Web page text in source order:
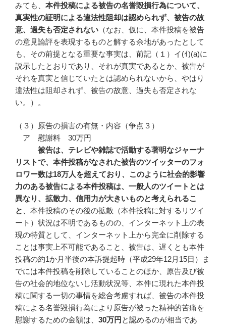
みても、 本件投稿による被告の名誉毀損行為について、
真実性の証明による違法性阻却は認められず、被告の故
意、過失も否定されない （なお、仮に、本件投稿を被告
の意見論評を表現するものと解する余地があったとして
も、その前提となる重要な事実は、前記（１）イ(ｲ)(a)に
説示したとおりであり、それが真実であるとか、被告が
それを真実と信じていたとは認められないから、やはり
違法性は阻却されず、被告の故意、過失も否定されな
い。）。
（３）原告の損害の有無・内容（争点３）
ア 慰謝料 30万円
被告は、テレビや雑誌で活動する著明なジャーナ
リストで、本件投稿がなされた被告のツイッターのフォ
ロワー数は18万人を超えており、このように社会的影響
力のある被告による本件投稿は、一般人のツイートとは
異なり、拡散力、信用力が大きいものと考えられるこ
と
、本件投稿のその後の拡散（本件投稿に対するリツイ
ート）状況は不明であるものの、インターネット上の表
現の特質として、インターネット上から完全に削除する
ことは事実上不可能であること、被告は、遅くとも本件
投稿の約1か月半後の本訴提起時（平成29年12月15日）ま
でには本件投稿を削除していることのほか、原告及び被
告の社会的地位ないし活動状況等、本件に現れた本件投
稿に関する一切の事情を総合考慮すれば、被告の本件投
稿による名誉毀損行為により原告が被った精神的苦痛を
慰謝するための金額は、 30万円 と認めるのが相当であ